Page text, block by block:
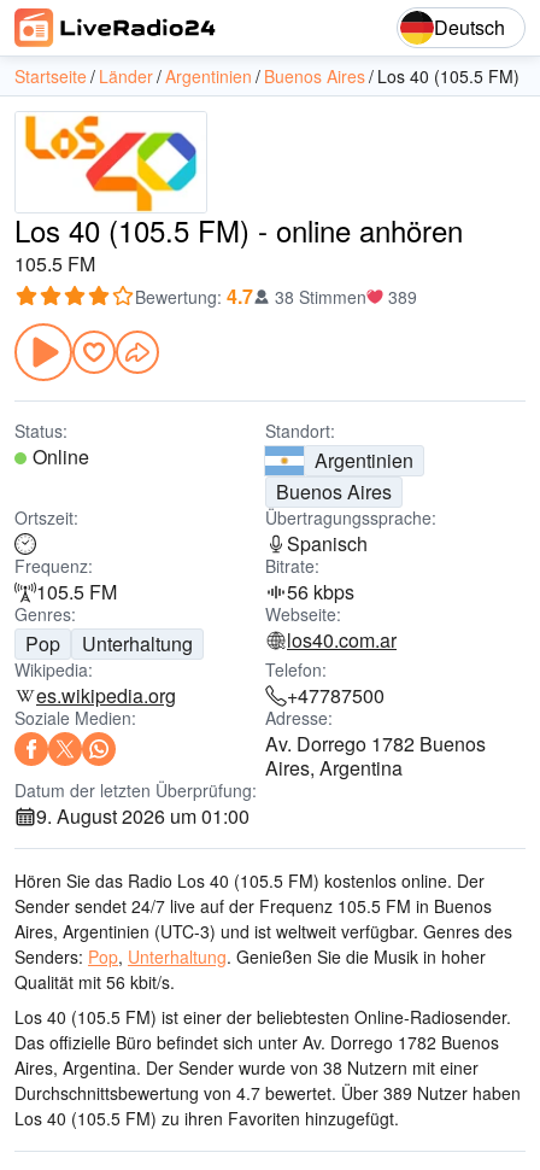
Deutsch
Startseite Länder Argentinien Buenos Aires Los 40 (105.5 FM)
Los 40 (105.5 FM) - online anhören
105.5 FM
Bewertung: 4.7 38 Stimmen 389
Status:
Online
Standort:
Argentinien
Buenos Aires
Ortszeit: Übertragungssprache:
Spanisch
Frequenz:
105.5 FM
Bitrate:
56 kbps
Genres:
Pop Unterhaltung
Webseite:
los40.com.ar
Wikipedia:
es.wikipedia.org
Telefon:
+47787500
Soziale Medien: Adresse:
Av. Dorrego 1782 Buenos
Aires, Argentina
Datum der letzten Überprüfung:
9. August 2026 um 01:00
Hören Sie das Radio Los 40 (105.5 FM) kostenlos online. Der
Sender sendet 24/7 live auf der Frequenz 105.5 FM in Buenos
Aires, Argentinien (UTC-3) und ist weltweit verfügbar. Genres des
Senders: Pop, Unterhaltung. Genießen Sie die Musik in hoher
Qualität mit 56 kbit/s.
Los 40 (105.5 FM) ist einer der beliebtesten Online-Radiosender.
Das offizielle Büro befindet sich unter Av. Dorrego 1782 Buenos
Aires, Argentina. Der Sender wurde von 38 Nutzern mit einer
Durchschnittsbewertung von 4.7 bewertet. Über 389 Nutzer haben
Los 40 (105.5 FM) zu ihren Favoriten hinzugefügt.